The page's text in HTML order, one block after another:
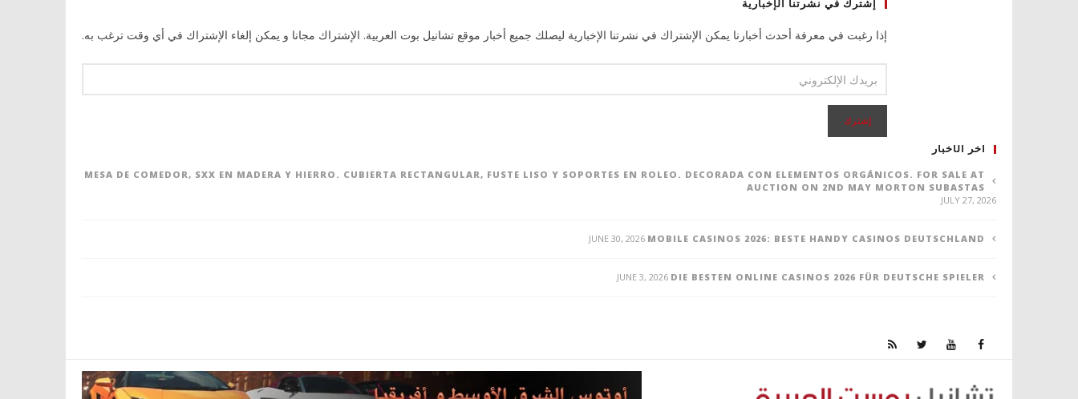
إشترك في نشرتنا الإخبارية
إذا رغبت في معرفة أحدث أخبارنا يمكن الإشتراك في نشرتنا الإخبارية ليصلك جميع أخبار موقع تشانيل بوت العربية. الإشتراك مجانا و يمكن إلغاء الإشتراك في أي وقت ترغب به.
اخر الأخبار
MESA DE COMEDOR, SXX EN MADERA Y HIERRO. CUBIERTA RECTANGULAR, FUSTE LISO Y SOPORTES EN ROLEO. DECORADA CON ELEMENTOS ORGÁNICOS. FOR SALE AT
AUCTION ON 2ND MAY MORTON SUBASTAS
JULY 27, 2026
MOBILE CASINOS 2026: BESTE HANDY CASINOS DEUTSCHLAND
JUNE 30, 2026
DIE BESTEN ONLINE CASINOS 2026 FÜR DEUTSCHE SPIELER
JUNE 3, 2026